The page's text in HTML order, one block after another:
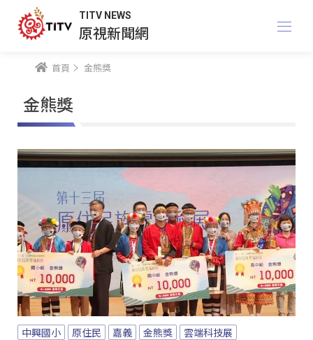
TITV NEWS
原視新聞網
首頁 金熊獎
金熊獎
中興國小 原住民 嘉義 金熊獎 雲端科技展